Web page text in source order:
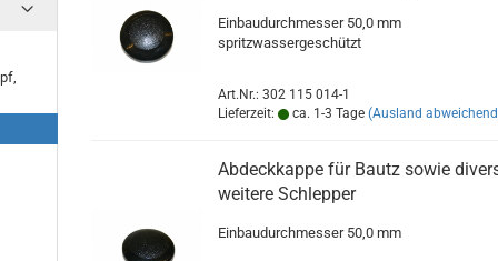
Einbaudurchmesser 50,0 mm
spritzwassergeschützt
Art.Nr.: 302 115 014-1
Lieferzeit:
ca. 1-3 Tage (Ausland
Abdeckkappe für Bautz sowie
weitere Schlepper
Einbaudurchmesser 50,0 mm